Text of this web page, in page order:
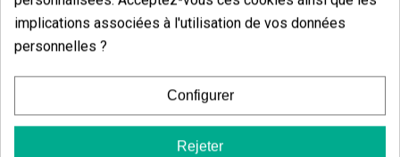
Écrivez votre commentaire
16 Valorisations globales
implications associées à l'utilisation de vos données
personnelles ?
Configurer
Rejeter